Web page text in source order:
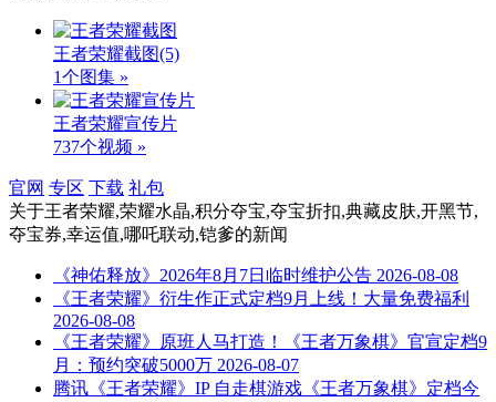
王者荣耀截图(5)
1个图集 »
王者荣耀宣传片
737个视频 »
官网 专区 下载 礼包
关于王者荣耀,荣耀水晶,积分夺宝,夺宝折扣,典藏皮肤,开黑节,
夺宝券,幸运值,哪吒联动,铠爹的新闻
《神佑释放》2026年8月7日临时维护公告 2026-08-08
《王者荣耀》衍生作正式定档9月上线！大量免费福利
2026-08-08
《王者荣耀》原班人马打造！《王者万象棋》官宣定档9
月：预约突破5000万 2026-08-07
腾讯《王者荣耀》IP 自走棋游戏《王者万象棋》定档今